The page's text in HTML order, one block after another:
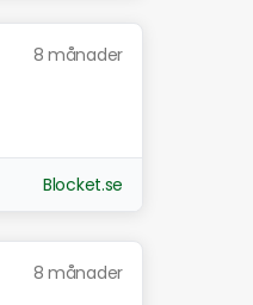
8 månader
Blocket.se
8 månader